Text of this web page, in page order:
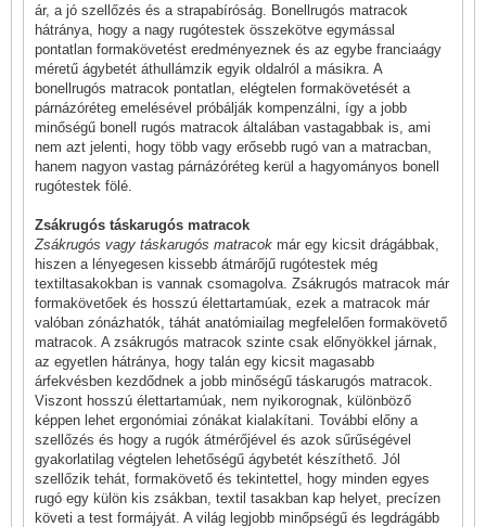
ár, a jó szellőzés és a strapabíróság. Bonellrugós matracok
hátránya, hogy a nagy rugótestek összekötve egymással
pontatlan formakövetést eredményeznek és az egybe franciaágy
méretű ágybetét áthullámzik egyik oldalról a másikra. A
bonellrugós matracok pontatlan, elégtelen formakövetését a
párnázóréteg emelésével próbálják kompenzálni, így a jobb
minőségű bonell rugós matracok általában vastagabbak is, ami
nem azt jelenti, hogy több vagy erősebb rugó van a matracban,
hanem nagyon vastag párnázóréteg kerül a hagyományos bonell
rugótestek fölé.
Zsákrugós táskarugós matracok
Zsákrugós vagy táskarugós matracok már egy kicsit drágábbak,
hiszen a lényegesen kissebb átmárőjű rugótestek még
textiltasakokban is vannak csomagolva. Zsákrugós matracok már
formakövetőek és hosszú élettartamúak, ezek a matracok már
valóban zónázhatók, táhát anatómiailag megfelelően formakövető
matracok. A zsákrugós matracok szinte csak előnyökkel járnak,
az egyetlen hátránya, hogy talán egy kicsit magasabb
árfekvésben kezdődnek a jobb minőségű táskarugós matracok.
Viszont hosszú élettartamúak, nem nyikorognak, különböző
képpen lehet ergonómiai zónákat kialakítani. További előny a
szellőzés és hogy a rugók átmérőjével és azok sűrűségével
gyakorlatilag végtelen lehetőségű ágybetét készíthető. Jól
szellőzik tehát, formakövető és tekintettel, hogy minden egyes
rugó egy külön kis zsákban, textil tasakban kap helyet, precízen
követi a test formájyát. A világ legjobb minőpségű és legdrágább